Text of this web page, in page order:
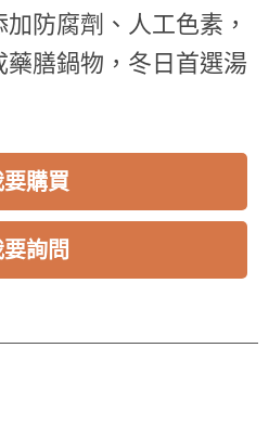
防腐劑、人工色素，
藥膳鍋物，冬日首選湯
購買
詢問